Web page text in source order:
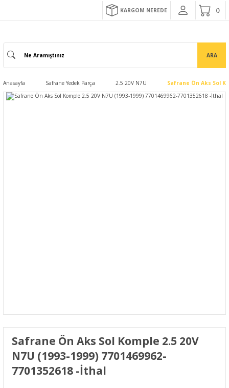
KARGOM NEREDE
ARA
Anasayfa Safrane Yedek Parça 2.5 20V N7U Safrane Ön Aks Sol
Safrane Ön Aks Sol Komple 2.5 20V
N7U (1993-1999) 7701469962-
7701352618 -İthal